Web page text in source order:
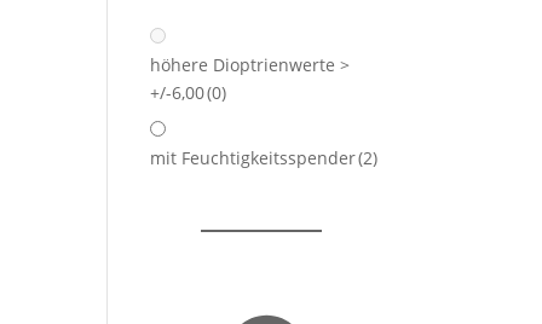
höhere Dioptrienwerte >
+/-6,00(0)
mit Feuchtigkeitsspender(2)